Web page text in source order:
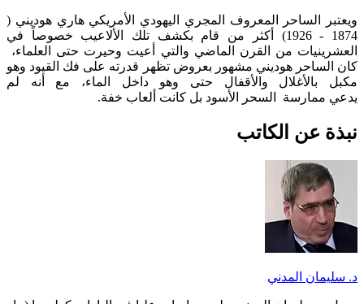
ويعتبر الساحر المعروف المجري اليهودي الأمريكي هاري هوديني (
1874 - 1926) أكثر من قام بكشف تلك الألاعيب خصوصاً في
العشرينيات من القرن الماضي والتي أعيت وحيرت حتى العلماء،
كان الساحر هوديني مشهور بعروض تظهر قدرته على فك القيود وهو
مكبل بالأغلال والأقفال حتى وهو داخل الماء، مع أنه لم
يدعي ممارسة السحر الأسود بل كانت ألعاب خفة.
نبذة عن الكاتب
د. سليمان المدني